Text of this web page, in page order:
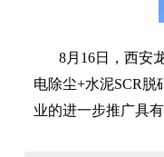
8月16日，西安
电除尘+水泥SCR
业的进一步推广具